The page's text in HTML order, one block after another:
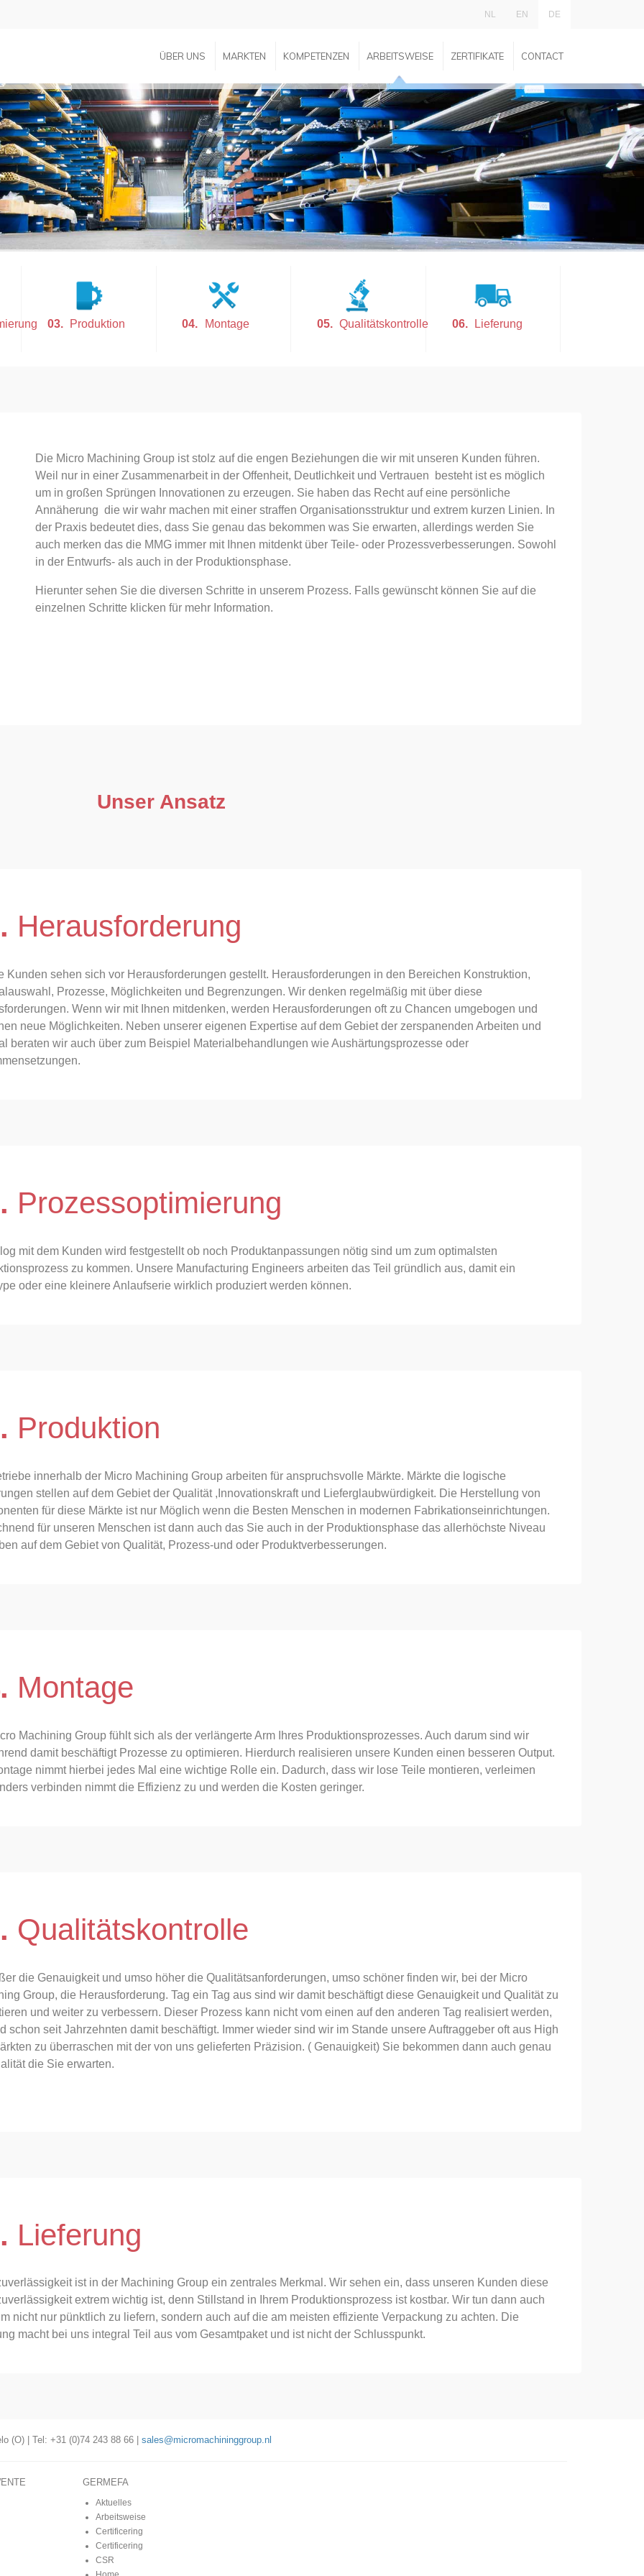
NL EN DE
ÜBER UNS MARKTEN KOMPETENZEN ARBEITSWEISE ZERTIFIKATE CONTACT
03. Produktion 04. Montage 05. Qualitätskontrolle 06. Lieferung
Die Micro Machining Group ist stolz auf die engen Beziehungen die wir mit unseren Kunden führen.
Weil nur in einer Zusammenarbeit in der Offenheit, Deutlichkeit und Vertrauen besteht ist es möglich
um in großen Sprüngen Innovationen zu erzeugen. Sie haben das Recht auf eine persönliche
Annäherung die wir wahr machen mit einer straffen Organisationsstruktur und extrem kurzen Linien. In
der Praxis bedeutet dies, dass Sie genau das bekommen was Sie erwarten, allerdings werden Sie
auch merken das die MMG immer mit Ihnen mitdenkt über Teile- oder Prozessverbesserungen. Sowohl
in der Entwurfs- als auch in der Produktionsphase.
Hierunter sehen Sie die diversen Schritte in unserem Prozess. Falls gewünscht können Sie auf die
einzelnen Schritte klicken für mehr Information.
Unser Ansatz
Herausforderung
Kunden sehen sich vor Herausforderungen gestellt. Herausforderungen in den Bereichen Konstruktion,
Prozesse, Möglichkeiten und Begrenzungen. Wir denken regelmäßig mit über diese
Wenn wir mit Ihnen mitdenken, werden Herausforderungen oft zu Chancen umgebogen und
neue Möglichkeiten. Neben unserer eigenen Expertise auf dem Gebiet der zerspanenden Arbeiten und
beraten wir auch über zum Beispiel Materialbehandlungen wie Aushärtungsprozesse oder
Prozessoptimierung
mit dem Kunden wird festgestellt ob noch Produktanpassungen nötig sind um zum optimalsten
zu kommen. Unsere Manufacturing Engineers arbeiten das Teil gründlich aus, damit ein
oder eine kleinere Anlaufserie wirklich produziert werden können.
Produktion
innerhalb der Micro Machining Group arbeiten für anspruchsvolle Märkte. Märkte die logische
stellen auf dem Gebiet der Qualität ,Innovationskraft und Lieferglaubwürdigkeit. Die Herstellung von
für diese Märkte ist nur Möglich wenn die Besten Menschen in modernen Fabrikationseinrichtungen.
für unseren Menschen ist dann auch das Sie auch in der Produktionsphase das allerhöchste Niveau
auf dem Gebiet von Qualität, Prozess-und oder Produktverbesserungen.
Montage
Machining Group fühlt sich als der verlängerte Arm Ihres Produktionsprozesses. Auch darum sind wir
damit beschäftigt Prozesse zu optimieren. Hierdurch realisieren unsere Kunden einen besseren Output.
nimmt hierbei jedes Mal eine wichtige Rolle ein. Dadurch, dass wir lose Teile montieren, verleimen
verbinden nimmt die Effizienz zu und werden die Kosten geringer.
Qualitätskontrolle
die Genauigkeit und umso höher die Qualitätsanforderungen, umso schöner finden wir, bei der Micro
Group, die Herausforderung. Tag ein Tag aus sind wir damit beschäftigt diese Genauigkeit und Qualität zu
und weiter zu verbessern. Dieser Prozess kann nicht vom einen auf den anderen Tag realisiert werden,
schon seit Jahrzehnten damit beschäftigt. Immer wieder sind wir im Stande unsere Auftraggeber oft aus High
zu überraschen mit der von uns gelieferten Präzision. ( Genauigkeit) Sie bekommen dann auch genau
die Sie erwarten.
Lieferung
ist in der Machining Group ein zentrales Merkmal. Wir sehen ein, dass unseren Kunden diese
extrem wichtig ist, denn Stillstand in Ihrem Produktionsprozess ist kostbar. Wir tun dann auch
nicht nur pünktlich zu liefern, sondern auch auf die am meisten effiziente Verpackung zu achten. Die
macht bei uns integral Teil aus vom Gesamtpaket und ist nicht der Schlusspunkt.
(O) | Tel: +31 (0)74 243 88 66 | sales@micromachininggroup.nl
GERMEFA
Aktuelles
Arbeitsweise
Certificering
Certificering
CSR